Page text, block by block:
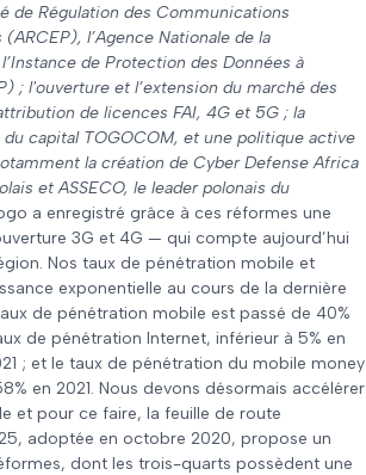
de Régulation des Communications
l’Agence Nationale de la
de Protection des Données à
; l'ouverture et l’extension du marché des
de licences FAI, 4G et 5G ; la
capital TOGOCOM, et une politique active
la création de Cyber Defense Africa
et ASSECO, le leader polonais du
a enregistré grâce à ces réformes une
3G et 4G — qui compte aujourd’hui
Nos taux de pénétration mobile et
exponentielle au cours de la dernière
de pénétration mobile est passé de 40%
de pénétration Internet, inférieur à 5% en
; et le taux de pénétration du mobile money
en 2021. Nous devons désormais accélérer
et pour ce faire, la feuille de route
adoptée en octobre 2020, propose un
dont les trois-quarts possèdent une